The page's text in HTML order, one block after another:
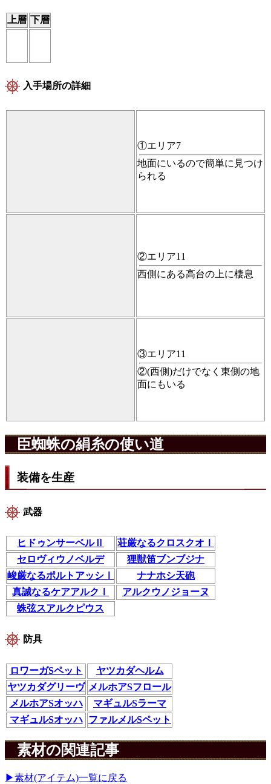
上層 下層
入手場所の詳細
①エリア7
地面にいるので簡単に見つけ
られる
②エリア11
西側にある高台の上に棲息
③エリア11
②(西側)だけでなく東側の地
面にもいる
臣蜘蛛の絹糸の使い道
装備を生産
武器
ヒドゥンサーベルⅡ
荘厳なるクロスクオⅠ
セロヴィウノベルデ
狸獣笛ブンブジナ
峻厳なるポルトアッシⅠ
ナナホシ天砲
真誠なるケアアルクⅠ
アルクウノジョーヌ
蛛弦スアルクピウス
防具
ロワーガSペット
ヤツカダヘルム
ヤツカダグリーヴ メルホアSフロール
メルホアSオッハ
マギュルSラーマ
マギュルSオッハ
ファルメルSペット
素材の関連記事
▶素材(アイテム)一覧に戻る